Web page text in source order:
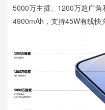
5000万主摄、1200万超广
4900mAh，支持45W有线快